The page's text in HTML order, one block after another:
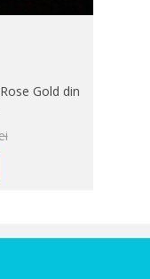
Gold din